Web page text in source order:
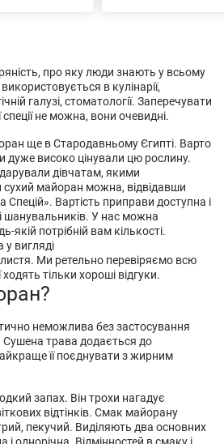
про яку люди знають у всьому
в кулінарії,
галузі, стоматології. Заперечувати
спеції не можна, вони очевидні.
ще в Стародавньому Єгипті. Варто
дуже високо цінували цю рослину.
дарували дівчатам, якими
майоран можна, відвідавши
Спецій». Вартість приправи доступна і
шанувальників. У нас можна
потрібній вам кількості.
вигляді
Ми ретельно перевіряємо всю
тільки хороші відгуки.
неможлива без застосування
Сушена трава додається до
її поєднувати з жирним
запах. Він трохи нагадує
відтінків. Смак майорану
пекучий. Виділяють два основних